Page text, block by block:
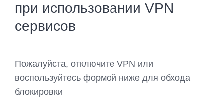
при использовании VPN
сервисов
Пожалуйста, отключите VPN или
воспользуйтесь формой ниже для обхода
блокировки